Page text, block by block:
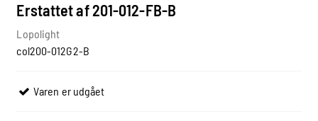
Erstattet af 201-012-FB-B
Lopolight
col200-012G2-B
Varen er udgået